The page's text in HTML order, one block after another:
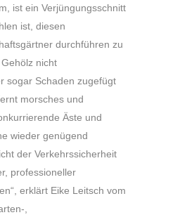
ist ein Verjüngungsschnitt
ist, diesen
durchführen zu
nicht
sogar Schaden zugefügt
morsches und
Äste und
wieder genügend
der Verkehrssicherheit
professioneller
erklärt Eike Leitsch vom
,